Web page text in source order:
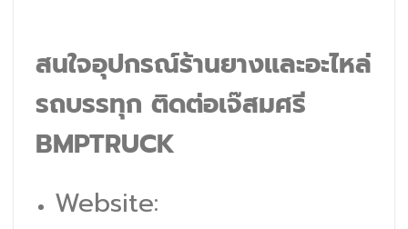
สนใจอุปกรณ์ร้านยางและอะไหล่
รถบรรทุก ติดต่อเจ๊สมศรี
BMPTRUCK
Website: